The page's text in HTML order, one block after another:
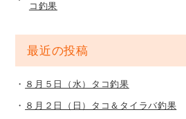
コ釣果
最近の投稿
８月５日（水）タコ釣果
８月２日（日）タコ＆タイラバ釣果